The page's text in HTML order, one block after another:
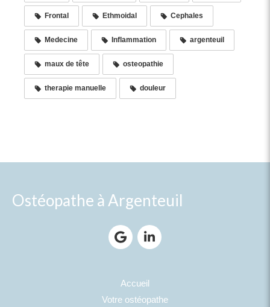
Frontal Ethmoidal Cephales
Medecine Inflammation argenteuil
maux de tête osteopathie
therapie manuelle douleur
Ostéopathe à Argenteuil
Accueil
Votre ostéopathe